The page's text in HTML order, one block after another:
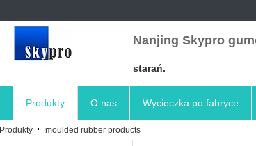
Nanjing Skypro
starań.
Produkty O nas Wycieczka po fabryce
Produkty moulded rubber products